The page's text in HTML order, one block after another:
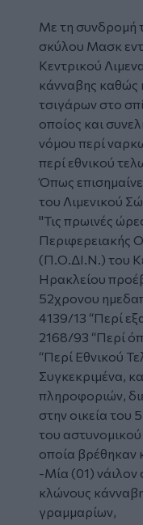
Με τη συνδρομή
σκύλου Μασκ
Κεντρικού
κάνναβης καθώς
τσιγάρων στο
οποίος και
νόμου περί
περί εθνικού
Όπως
του Λιμενικού
"Τις πρωινές
Περιφερειακής
(Π.Ο.ΔΙ.Ν.) του
Ηρακλείου
52χρονου
4139/13 “Περί
2168/93 “Περί
“Περί Εθνικού
Συγκεκριμένα,
πληροφοριών,
στην οικεία του
του
οποία βρέθηκαν
-Μία (01) νάιλον
κλώνους
γραμμαρίων,